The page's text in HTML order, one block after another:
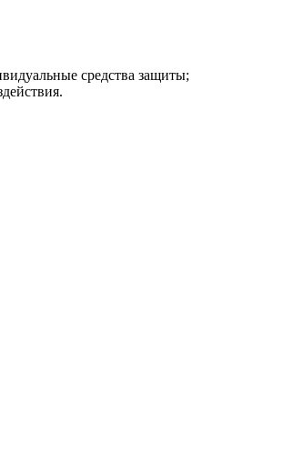
средства защиты;